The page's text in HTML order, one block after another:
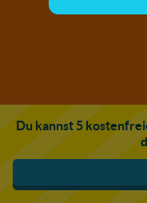
Du kannst 5